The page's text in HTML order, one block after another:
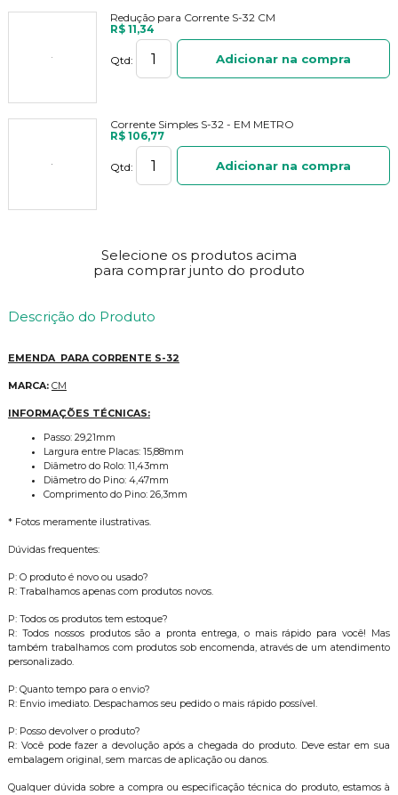
Redução para Corrente S-32 CM
R$ 11,34
Qtd: Adicionar na compra
Corrente Simples S-32 - EM METRO
R$ 106,77
Qtd: Adicionar na compra
Selecione os produtos acima
para comprar junto do produto
Descrição do Produto
EMENDA PARA CORRENTE S-32
MARCA: CM
INFORMAÇÕES TÉCNICAS:
Passo: 29,21mm
Largura entre Placas: 15,88mm
Diâmetro do Rolo: 11,43mm
Diâmetro do Pino: 4,47mm
Comprimento do Pino: 26,3mm
* Fotos meramente ilustrativas.
Dúvidas frequentes:
P: O produto é novo ou usado?
R: Trabalhamos apenas com produtos novos.
P: Todos os produtos tem estoque?
R: Todos nossos produtos são a pronta entrega, o mais rápido para você! Mas
também trabalhamos com produtos sob encomenda, através de um atendimento
personalizado.
P: Quanto tempo para o envio?
R: Envio imediato. Despachamos seu pedido o mais rápido possível.
P: Posso devolver o produto?
R: Você pode fazer a devolução após a chegada do produto. Deve estar em sua
embalagem original, sem marcas de aplicação ou danos.
Qualquer dúvida sobre a compra ou especificação técnica do produto, estamos à